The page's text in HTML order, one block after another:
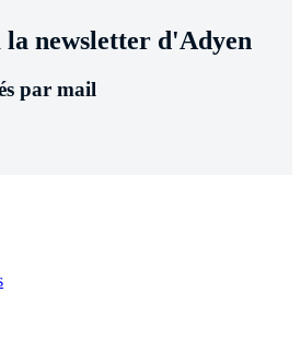
la newsletter d'Adyen
par mail